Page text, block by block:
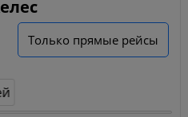
Только прямые рейсы